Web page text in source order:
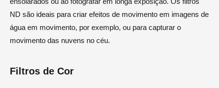
ND são ideais para criar efeitos de movimento em imagens de
água em movimento, por exemplo, ou para capturar o
movimento das nuvens no céu.
Filtros de Cor